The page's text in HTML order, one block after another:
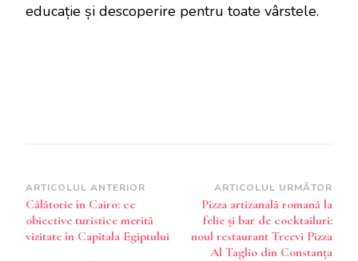
educație și descoperire pentru toate vârstele.
Navigare
în
articole
ARTICOLUL ANTERIOR
Călătorie în Cairo: ce
obiective turistice merită
vizitate în Capitala Egiptului
ARTICOLUL URMĂTOR
Pizza artizanală romană la
felie și bar de cocktailuri:
noul restaurant Treevi Pizza
Al Taglio din Constanța